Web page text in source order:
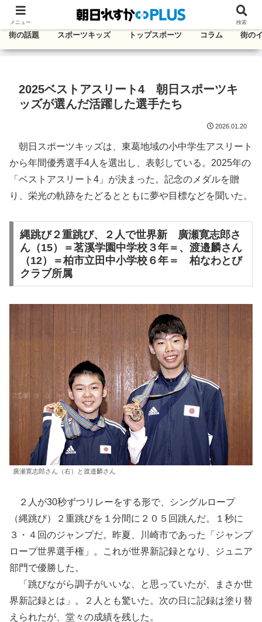
千葉・東葛エリアのタウン情報紙
街の話題 スポーツキッズ トップスポーツ コラム 街の
2025ベストアスリート4 朝日スポーツキ
ッズが選んだ活躍した選手たち
2026.01.20
朝日スポーツキッズは、東葛地域の小中学生アスリート
から年間優秀選手4人を選出し、表彰している。2025年の
「ベストアスリート4」が決まった。記念のメダルを贈
り、栄光の軌跡をたどるとともに夢や目標などを聞いた。
縄跳び２重跳び、２人で世界新 廣瀬寛志郎さ
ん（15）＝茗溪学園中学校３年＝、渡邉麟さん
（12）＝柏市立田中小学校６年＝ 柏なわとび
クラブ所属
廣瀬寛志郎さん（右）と渡邉麟さん
２人が30秒ずつリレーをする形で、シングルロープ
（縄跳び）２重跳びを１分間に２０５回跳んだ。１秒に
３・４回のジャンプだ。昨夏、川崎市であった「ジャンプ
ロープ世界選手権」。これが世界新記録となり、ジュニア
部門で優勝した。
「跳びながら調子がいいな、と思っていたが、まさか世
界新記録とは」。２人とも驚いた。次の日に記録は塗り替
えられたが、堂々の成績を残した。
メニュー 検索